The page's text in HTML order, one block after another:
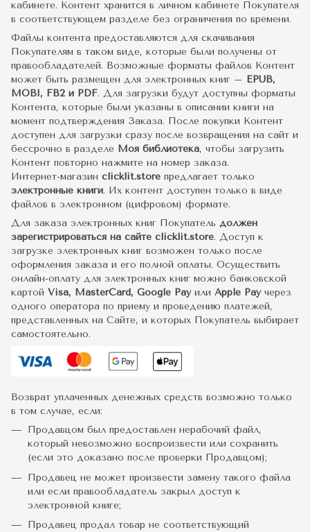
кабинете. Контент хранится в личном кабинете Покупателя
в соответствующем разделе без ограничения по времени.
Файлы контента предоставляются для скачивания
Покупателям в таком виде, которые были получены от
правообладателей. Возможные форматы файлов Контент
может быть размещен для электронных книг – EPUB,
MOBI, FB2 и PDF. Для загрузки будут доступны форматы
Контента, которые были указаны в описании книги на
момент подтверждения Заказа. После покупки Контент
доступен для загрузки сразу после возвращения на сайт и
бессрочно в разделе Моя библиотека, чтобы загрузить
Контент повторно нажмите на номер заказа.
Интернет-магазин clicklit.store предлагает только
электронные книги. Их контент доступен только в виде
файлов в электронном (цифровом) формате.
Для заказа электронных книг Покупатель должен
зарегистрироваться на сайте clicklit.store. Доступ к
загрузке электронных книг возможен только после
оформления заказа и его полной оплаты. Осуществить
онлайн-оплату для электронных книг можно банковской
картой Visa, MasterCard, Google Pay или Apple Payчерез
одного оператора по приему и проведению платежей,
представленных на Сайте, и которых Покупатель выбирает
самостоятельно.
Возврат уплаченных денежных средств возможно только
в том случае, если:
Продавцом был предоставлен нерабочий файл,
который невозможно воспроизвести или сохранить
(если это доказано после проверки Продавцом);
Продавец не может произвести замену такого файла
или если правообладатель закрыл доступ к
электронной книге;
Продавец продал товар не соответствующий